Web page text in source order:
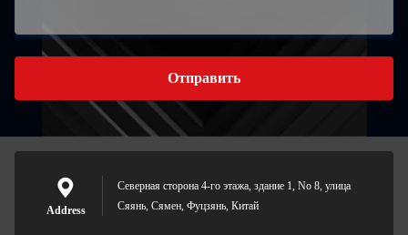
Отправить
Address
Северная сторона 4-го этажа, здание 1, No 8, улица
Сяянь, Сямен, Фуцзянь, Китай